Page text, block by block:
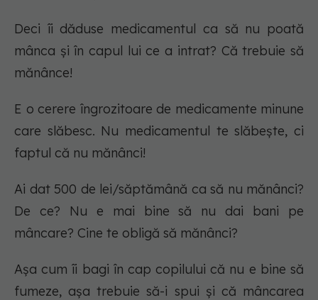
Deci îi dăduse medicamentul ca să nu poată
mânca și în capul lui ce a intrat? Că trebuie să
mănânce!
E o cerere îngrozitoare de medicamente minune
care slăbesc. Nu medicamentul te slăbește, ci
faptul că nu mănânci!
Ai dat 500 de lei/săptămână ca să nu mănânci?
De ce? Nu e mai bine să nu dai bani pe
mâncare? Cine te obligă să mănânci?
Așa cum îi bagi în cap copilului că nu e bine să
fumeze, așa trebuie să-i spui și că mâncarea